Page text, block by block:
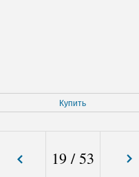
Купить
19 /53